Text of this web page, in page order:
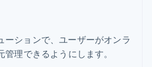
ーションで、ユーザーがオンラ
理できるようにします。